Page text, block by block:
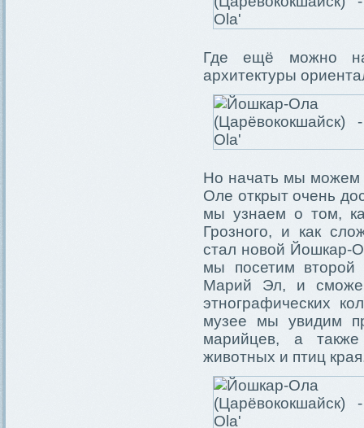
Где ещё можно
архитектуры
Но начать мы можем
Оле открыт очень
мы узнаем о том,
Грозного, и как
стал новой Йошкар-
мы посетим
Марий Эл, и сможем
этнографических
музее мы увидим
марийцев, а
животных и птиц